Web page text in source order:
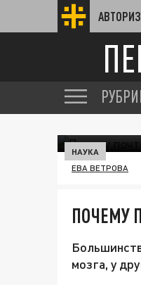
НАУКА
ЕВА ВЕТРОВА
ПОЧЕМУ
мозга, у